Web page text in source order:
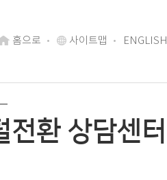
홈으로 사이트맵 ENGLISH
환 상담센터